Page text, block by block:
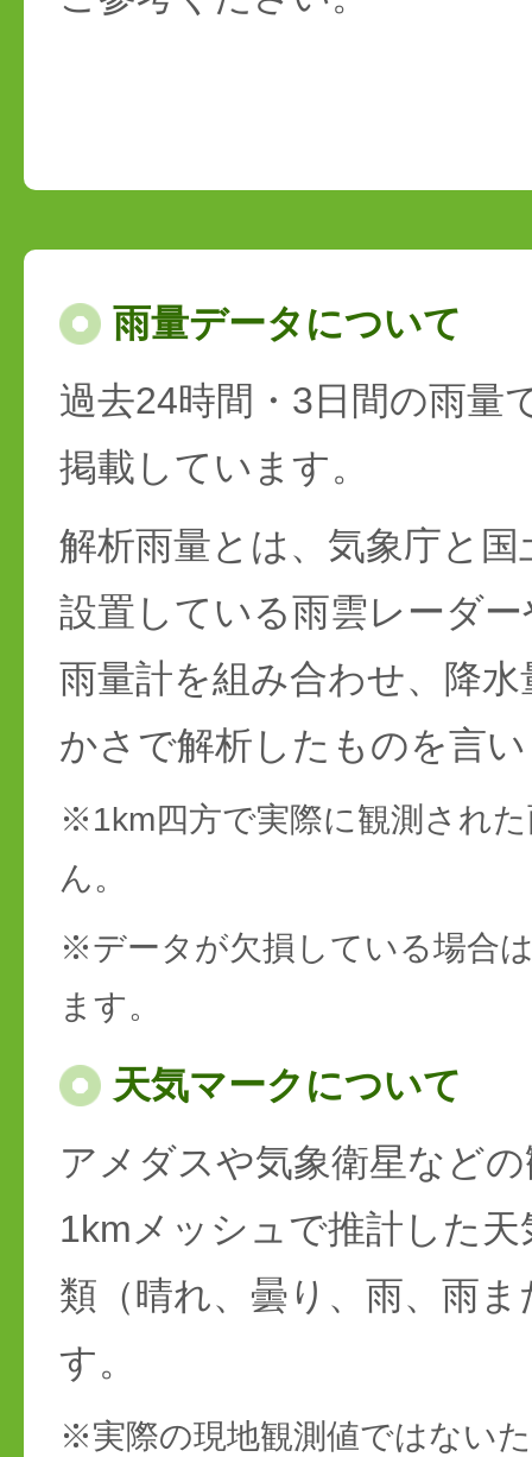
雨量データについて
過去24時間・3日間の雨量
掲載しています。
解析雨量とは、気象庁と
設置している雨雲レーダ
雨量計を組み合わせ、降
かさで解析したものを言
※1km四方で実際に観測され
ん。
※データが欠損している場合
ます。
天気マークについて
アメダスや気象衛星など
1kmメッシュで推計した
類（晴れ、曇り、雨、雨
す。
※実際の現地観測値ではない